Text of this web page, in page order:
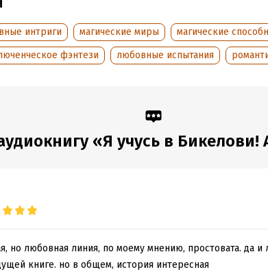
/ 5 CENTS BACK
/ Acoustic Rock
интриги магические миры
магические
фэнтези
любовные испытания
«Я учусь в Бикелови!
но любовная линия, по моему мнению, простовата. да и
книге. но в общем, история интересная